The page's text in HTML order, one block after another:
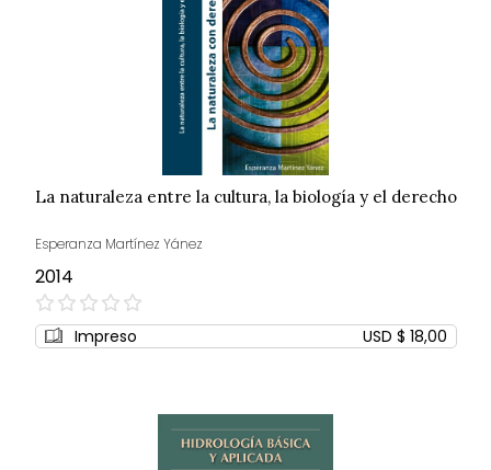
La naturaleza entre la cultura, la biología y el derecho
Esperanza Martínez Yánez
2014
0%
Impreso USD $ 18,00